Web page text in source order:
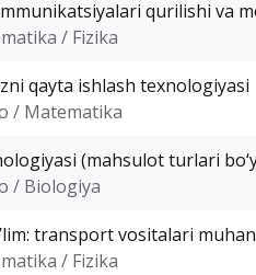
qurilishi va
/ Fizika
qayta ishlash texnologiyasi
/ Matematika
(mahsulot turlari
/ Biologiya
transport vositalari
/ Fizika